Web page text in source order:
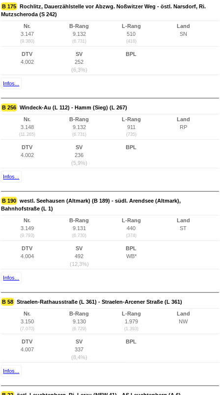
B 175 Rochlitz, Dauerzählstelle vor Abzwg. Noßwitzer Weg - östl. Narsdorf, Ri.
Mutzscheroda (S 242)
Nr.
3.147
(9.380)
B-Rang
9.132
(6.731)
L-Rang
510
(418)
Land
SN
DTV
4.002
SV
252
(6,3%)
BPL
Infos...
B 256 Windeck-Au (L 112) - Hamm (Sieg) (L 267)
Nr.
3.148
(11.265)
B-Rang
9.132
(6.731)
L-Rang
911
(735)
Land
RP
DTV
4.002
SV
236
(5,9%)
BPL
Infos...
B 190 westl. Seehausen (Altmark) (B 189) - südl. Arendsee (Altmark),
Bahnhofstraße (L 1)
Nr.
3.149
(9.793)
B-Rang
9.131
(6.730)
L-Rang
440
(374)
Land
ST
DTV
4.004
SV
492
(12,3%)
BPL
WB*
Infos...
B 58 Straelen-Rathausstraße (L 361) - Straelen-Arcener Straße (L 361)
Nr.
3.150
(7.070)
B-Rang
9.130
(6.729)
L-Rang
1.979
(1.393)
Land
NW
DTV
4.007
SV
337
(8,4%)
BPL
Infos...